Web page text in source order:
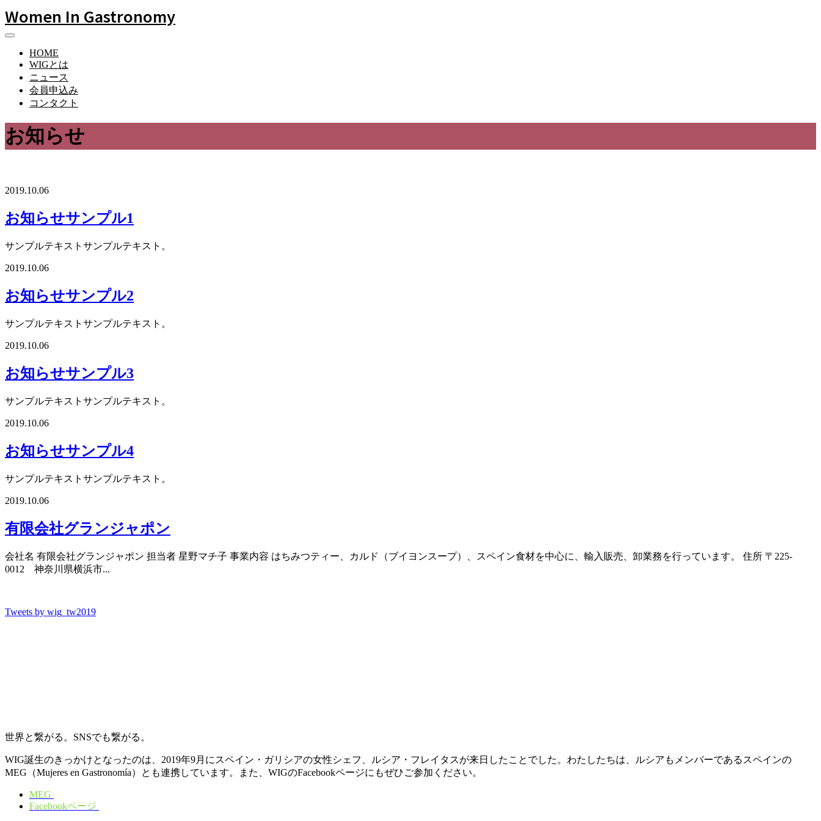
Women In Gastronomy
HOME
WIGとは
ニュース
会員申込み
コンタクト
お知らせ
2019.10.06
お知らせサンプル1
サンプルテキストサンプルテキスト。
2019.10.06
お知らせサンプル2
サンプルテキストサンプルテキスト。
2019.10.06
お知らせサンプル3
サンプルテキストサンプルテキスト。
2019.10.06
お知らせサンプル4
サンプルテキストサンプルテキスト。
2019.10.06
有限会社グランジャポン
会社名 有限会社グランジャポン 担当者 星野マチ子 事業内容 はちみつティー、カルド（ブイヨンスープ）、スペイン食材を中心に、輸入販売、卸業務を行っています。 住所 〒225-
0012 神奈川県横浜市...
Tweets by wig_tw2019
世界と繋がる。SNSでも繋がる。
WIG誕生のきっかけとなったのは、2019年9月にスペイン・ガリシアの女性シェフ、ルシア・フレイタスが来日したことでした。わたしたちは、ルシアもメンバーであるスペインの
MEG（Mujeres en Gastronomía）とも連携しています。また、WIGのFacebookページにもぜひご参加ください。
MEG
Facebookページ